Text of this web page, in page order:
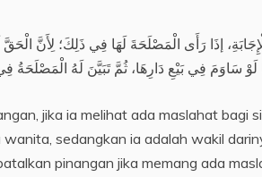
إذَا رَأَى الْمَصْلَحَةَ لَهَا فِي ذَلِكَ؛ لِأَنَّ
jika ia melihat ada maslahat bagi
sedangkan ia adalah wakil
pinangan jika memang ada